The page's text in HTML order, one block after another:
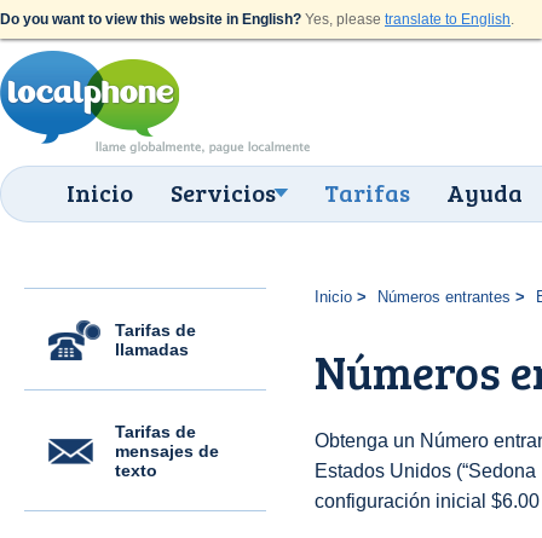
Do you want to view this website in English? Yes, please translate to English.
Inicio Servicios Tarifas Ayuda
Tarifas de
llamadas
Tarifas de
mensajes de
texto
Inicio Números entrantes
Números
Obtenga un Número
Estados Unidos
configuración inicial